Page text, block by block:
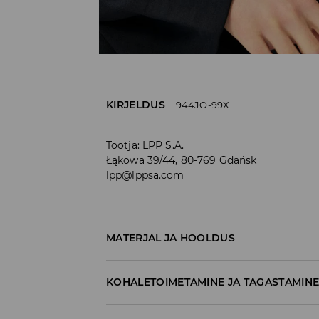
KIRJELDUS 944JO-99X
Tootja: LPP S.A.
Łąkowa 39/44, 80-769 Gdańsk
lpp@lppsa.com
MATERJAL JA HOOLDUS
KOHALETOIMETAMINE JA TAGASTAMINE